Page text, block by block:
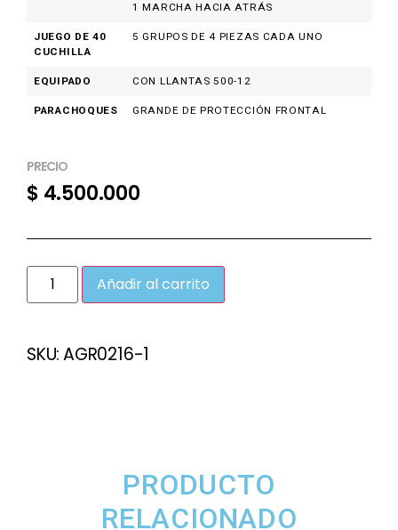
1 MARCHA HACIA ATRÁS
JUEGO DE 40
CUCHILLA
5 GRUPOS DE 4 PIEZAS CADA UNO
EQUIPADO CON LLANTAS 500-12
PARACHOQUES GRANDE DE PROTECCIÓN FRONTAL
PRECIO
$ 4.500.000
Añadir al carrito
SKU:AGR0216-1
PRODUCTO
RELACIONADO